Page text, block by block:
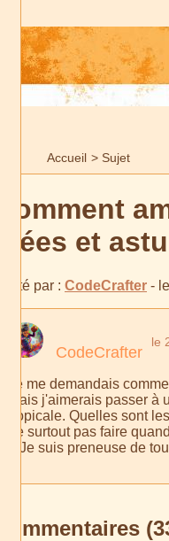
Accueil > Sujet
Comment
idées et
Posté par : CodeCrafter -
CodeCrafter
le
Je me demandais
mais j'aimerais passer
tropicale. Quelles sont
ne surtout pas faire
? Je suis preneuse de
Commentaires